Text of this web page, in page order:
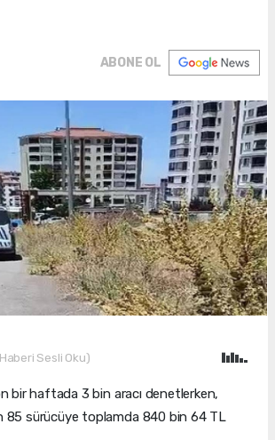
ABONE OL
Sesli Oku)
bir haftada 3 bin aracı denetlerken,
85 sürücüye toplamda 840 bin 64 TL